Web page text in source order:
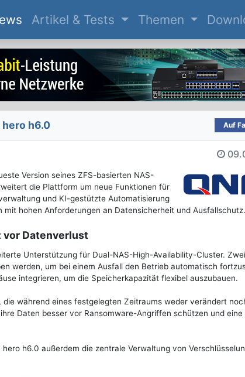
(current)
Artikel & Tests Themen
h6.0 Auf
Version seines ZFS-basierten NAS-
die Plattform um neue Funktionen für
und KI-gestützte Automatisierung
hohen Anforderungen an Datensicherheit und Ausfallschutz.
vor Datenverlust
Unterstützung für Dual-NAS-High-Availability-Cluster.
werden, um bei einem Ausfall den Betrieb automatisch
integrieren, um die Speicherkapazität flexibel auszubauen.
die während eines festgelegten Zeitraums weder verändert
Daten besser vor Ransomware-Angriffen schützen und eine
h6.0 außerdem die zentrale Verwaltung von